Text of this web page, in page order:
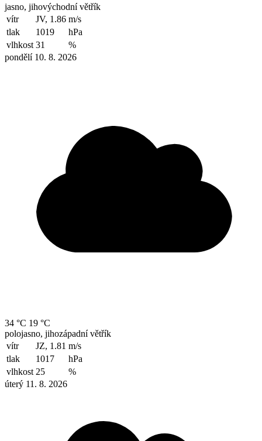
jasno, jihovýchodní větřík
vítr
JV, 1.86 m/s
tlak
1019
hPa
vlhkost 31
%
pondělí 10. 8. 2026
34 °C 19 °C
polojasno, jihozápadní větřík
vítr
JZ, 1.81 m/s
tlak
1017
hPa
vlhkost 25
%
úterý 11. 8. 2026